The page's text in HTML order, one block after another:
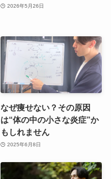
2026年5月26日
なぜ痩せない？その原因
は“体の中の小さな炎症”か
もしれません
2025年6月8日